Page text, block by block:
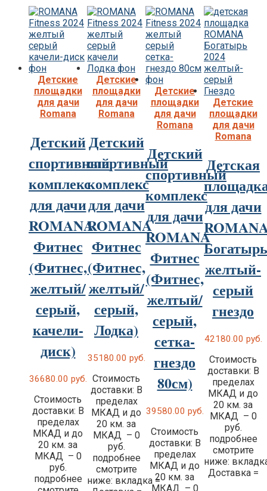
Детские
площадки
для дачи
Romana
Детский
спортивный
комплекс
для дачи
ROMANA
Фитнес
(Фитнес,
желтый/
серый,
качели-
диск)
36680.00 руб.
Стоимость
доставки: В
пределах
МКАД и до
20 км. за
МКАД – 0
руб.
подробнее
Детские
площадки
для дачи
Romana
Детский
спортивный
комплекс
для дачи
ROMANA
Фитнес
(Фитнес,
желтый/
серый,
Лодка)
35180.00 руб.
Стоимость
доставки: В
пределах
МКАД и до
20 км. за
МКАД – 0
руб.
подробнее
смотрите
ниже: вкладка =
Детские
площадки
для дачи
Romana
Детский
спортивный
комплекс
для дачи
ROMANA
Фитнес
(Фитнес,
желтый/
серый,
сетка-
гнездо
80см)
39580.00 руб.
Стоимость
доставки: В
пределах
МКАД и до
20 км. за
МКАД – 0
Детские
площадки
для дачи
Romana
Детская
для дачи
Богатырь
желтый-
серый
гнездо
42180.00 руб.
Стоимость
доставки: В
пределах
МКАД и до
20 км. за
МКАД – 0
руб.
подробнее
смотрите
ниже:
Доставка =